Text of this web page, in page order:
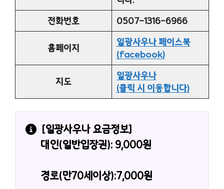
전화번호
0507-1316-6966
홈페이지
일광사우나 페이스북
(facebook)
지도
일광사우나
(클릭 시 이동합니다)
[일광사우나 요금정보]
대인(일반입장권): 9,000원
경로(만70세이상):7,000원